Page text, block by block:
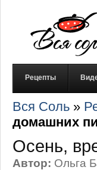
Рецепты
Вся Соль »
домашних
Осень,
Автор: Ольга